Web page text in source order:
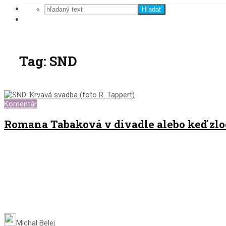
Hľadať
Tag: SND
Komentár
Romana Tabaková v divadle alebo keď
Michal Belej